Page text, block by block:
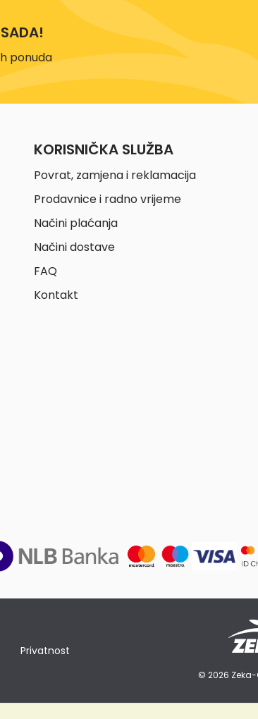
ponuda
KORISNIČKA SLUŽBA
Povrat, zamjena i reklamacija
Prodavnice i radno vrijeme
Načini plaćanja
Načini dostave
FAQ
Kontakt
Privatnost
© 2026